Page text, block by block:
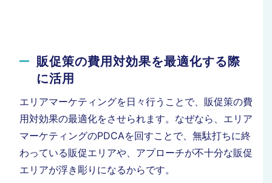
販促策の費用対効果を最適化する際
に活用
エリアマーケティングを日々行うことで、販促策の費
用対効果の最適化をさせられます。なぜなら、エリア
マーケティングのPDCAを回すことで、無駄打ちに終
わっている販促エリアや、アプローチが不十分な販促
エリアが浮き彫りになるからです。